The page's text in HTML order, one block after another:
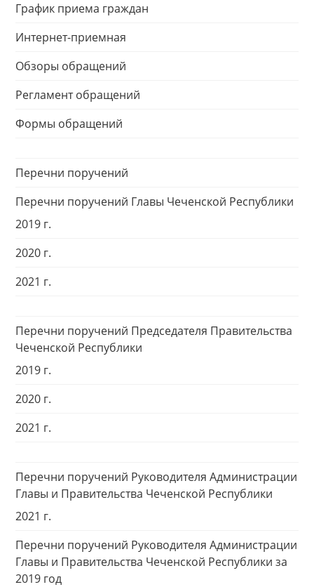
График приема граждан
Интернет-приемная
Обзоры обращений
Регламент обращений
Формы обращений
Перечни поручений
Перечни поручений Главы Чеченской Республики
2019 г.
2020 г.
2021 г.
Перечни поручений Председателя Правительства
Чеченской Республики
2019 г.
2020 г.
2021 г.
Перечни поручений Руководителя Администрации
Главы и Правительства Чеченской Республики
2021 г.
Перечни поручений Руководителя Администрации
Главы и Правительства Чеченской Республики за
2019 год